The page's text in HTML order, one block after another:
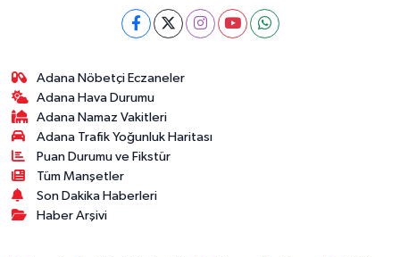
Adana Nöbetçi Eczaneler
Adana Hava Durumu
Adana Namaz Vakitleri
Adana Trafik Yoğunluk Haritası
Puan Durumu ve Fikstür
Tüm Manşetler
Son Dakika Haberleri
Haber Arşivi